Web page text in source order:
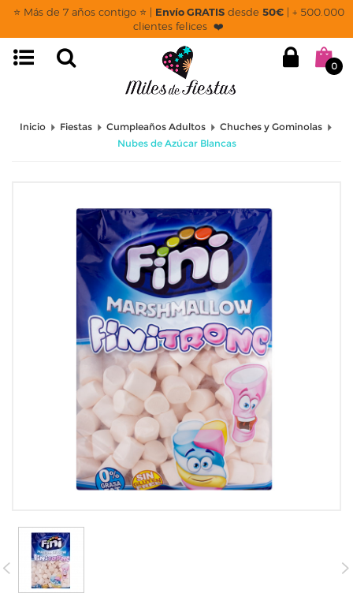
⭐ Más de 7 años contigo ⭐ | Envío GRATISdesde 50€| + 500.000
clientes felices ❤️
0
Inicio Fiestas Cumpleaños Adultos
Chuches y Gominolas
Nubes de Azúcar Blancas